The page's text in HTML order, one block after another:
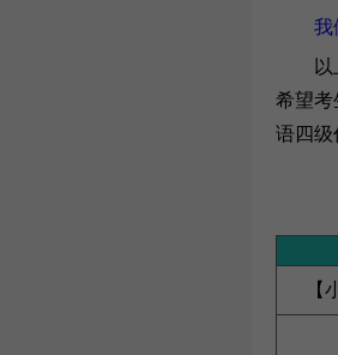
我们
以上
希望考
语四级
【